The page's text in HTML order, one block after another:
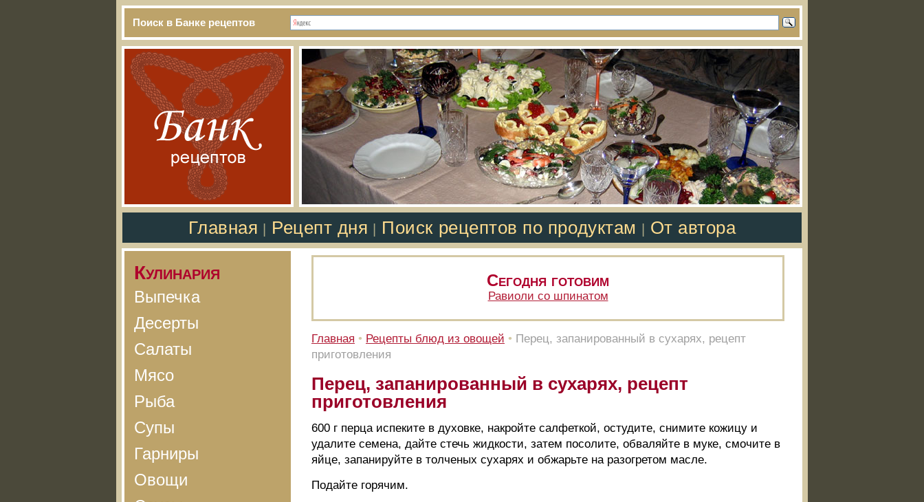
Поиск в Банке рецептов
Главная Рецепт дня Поиск рецептов по продуктам От автора
Кулинария
Выпечка
Десерты
Салаты
Мясо
Рыба
Супы
Гарниры
Овощи
Сегодня готовим
Равиоли со шпинатом
Главная • Рецепты блюд из овощей • Перец, запанированный в сухарях, рецепт
приготовления
Перец, запанированный в сухарях, рецепт
приготовления
600 г перца испеките в духовке, накройте салфеткой, остудите, снимите кожицу и
удалите семена, дайте стечь жидкости, затем посолите, обваляйте в муке, смочите в
яйце, запанируйте в толченых сухарях и обжарьте на разогретом масле.
Подайте горячим.